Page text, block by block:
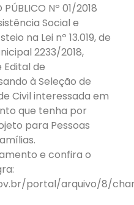
Nº 01/2018
Social e
na Lei nº 13.019, de
2233/2018,
de
à Seleção de
Civil interessada em
que tenha por
para Pessoas
e confira o
portal/arquivo/8/